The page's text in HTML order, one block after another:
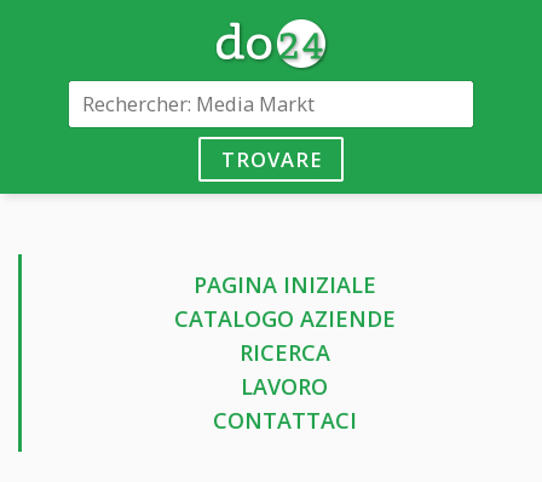
TROVARE
PAGINA INIZIALE
CATALOGO AZIENDE
RICERCA
LAVORO
CONTATTACI